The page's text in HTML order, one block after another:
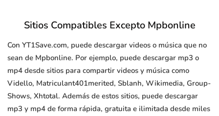
Sitios Compatibles Excepto Mpbonline
Con YT1Save.com, puede descargar videos o música que no
sean de Mpbonline. Por ejemplo, puede descargar mp3 o
mp4 desde sitios para compartir videos y música como
Vidello, Matriculant401merited, Sblanh, Wikimedia, Group-
Shows, Xhtotal. Además de estos sitios, puede descargar
mp3 y mp4 de forma rápida, gratuita e ilimitada desde miles